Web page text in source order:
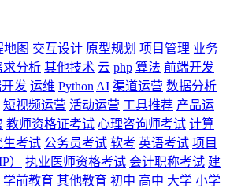
地图 交互设计 原型规划 项目管理 业务
求分析 其他技术 云 php 算法 前端开发
发 运维 Python AI 渠道运营 数据分析
短视频运营 活动运营 工具推荐 产品运
教师资格证考试 心理咨询师考试 计算
生考试 公务员考试 软考 英语考试 项目
）
执业医师资格考试 会计职称考试 建
学前教育 其他教育 初中 高中 大学 小学